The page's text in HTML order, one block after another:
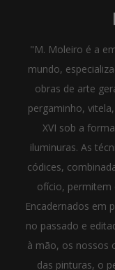
"M. Moleiro é a
mundo,
obras de arte
pergaminho,
XVI sob a
iluminuras. As
códices,
ofício, permitem
Encadernados em
no passado e
à mão, os nossos
das pinturas, o